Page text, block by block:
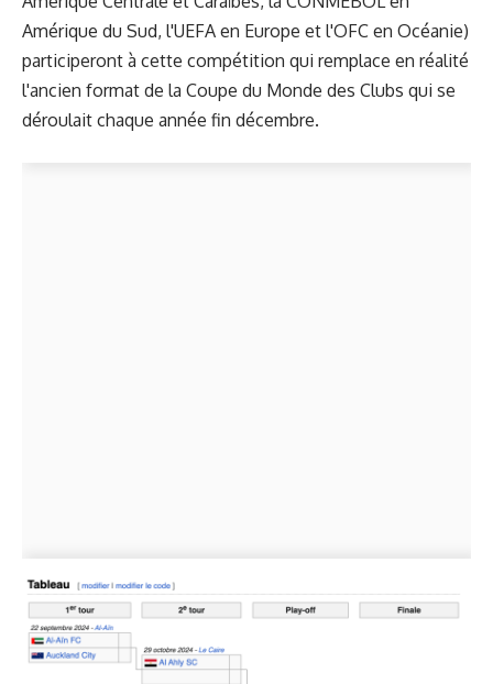
Amérique du Sud, l'UEFA en Europe et l'OFC en Océanie)
participeront à cette compétition qui remplace en réalité
l'ancien format de la Coupe du Monde des Clubs qui se
déroulait chaque année fin décembre.